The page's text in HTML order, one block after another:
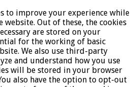
to improve your experience while
Out of these, the cookies
are stored on your
for the working of basic
We also use third-party
and understand how you use
will be stored in your browser
also have the option to opt-out